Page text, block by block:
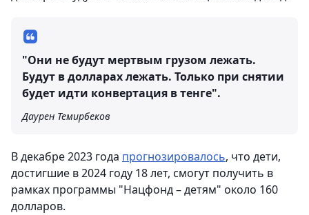
"Они не будут мертвым грузом лежать.
Будут в долларах лежать. Только при снятии
будет идти конвертация в тенге".
Даурен Темирбеков
В декабре 2023 года прогнозировалось, что дети,
достигшие в 2024 году 18 лет, смогут получить в
рамках программы "Нацфонд – детям" около 160
долларов.